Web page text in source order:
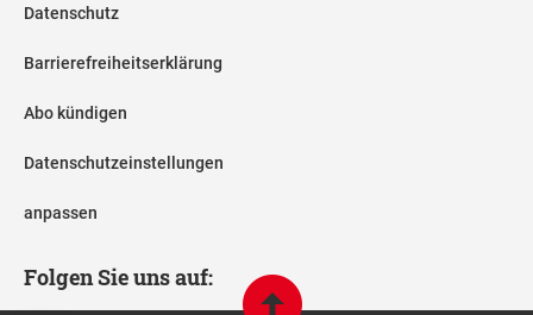
Datenschutz
Barrierefreiheitserklärung
Abo kündigen
Datenschutzeinstellungen
anpassen
Folgen Sie uns auf: